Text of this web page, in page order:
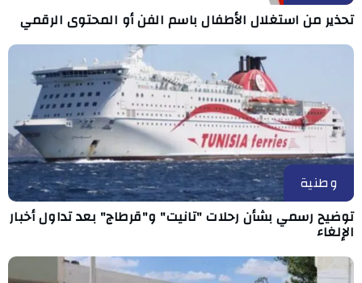
تحذير من استغلال الأطفال باسم الفن أو المحتوى الرقمي
وطنية
توضيح رسمي بشأن رحلات "تانيت" و"قرطاج" بعد تداول أخبار
الإلغاء